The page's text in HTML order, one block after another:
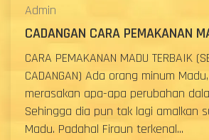
Admin
CADANGAN CARA PEMAKANAN
CARA PEMAKANAN MADU TERBAIK
CADANGAN) Ada orang minum
merasakan apa-apa perubahan
Sehingga dia pun tak lagi amalkan
Madu. Padahal Firaun terkenal...